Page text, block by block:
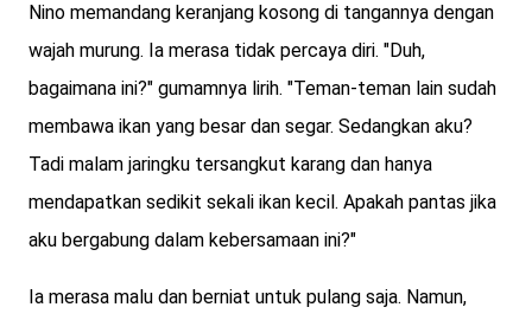
Nino memandang keranjang kosong di tangannya dengan
wajah murung. Ia merasa tidak percaya diri. "Duh,
bagaimana ini?" gumamnya lirih. "Teman-teman lain sudah
membawa ikan yang besar dan segar. Sedangkan aku?
Tadi malam jaringku tersangkut karang dan hanya
mendapatkan sedikit sekali ikan kecil. Apakah pantas jika
aku bergabung dalam kebersamaan ini?"
Ia merasa malu dan berniat untuk pulang saja. Namun,